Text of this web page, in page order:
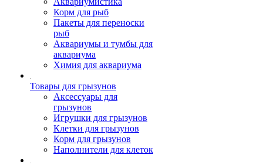
Корм для рыб
Пакеты для переноски
рыб
Аквариумы и тумбы для
аквариума
Химия для аквариума
Товары для грызунов
Аксессуары для
грызунов
Игрушки для грызунов
Клетки для грызунов
Корм для грызунов
Наполнители для клеток